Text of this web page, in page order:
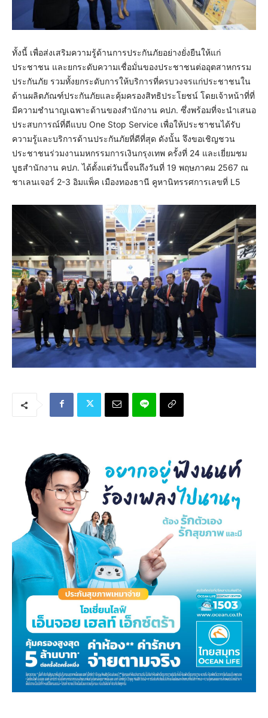
ทั้งนี้ เพื่อส่งเสริมความรู้ด้านการประกันภัยอย่างยั่งยืนให้แก่
ประชาชน และยกระดับความเชื่อมั่นของประชาชนต่ออุตสาหกรรม
ประกันภัย รวมทั้งยกระดับการให้บริการที่ครบวงจรแก่ประชาชนใน
ด้านผลิตภัณฑ์ประกันภัยและคุ้มครองสิทธิประโยชน์ โดยเจ้าหน้าที่ที่
มีความชำนาญเฉพาะด้านของสำนักงาน คปภ. ซึ่งพร้อมที่จะนำเสนอ
ประสบการณ์ที่ดีแบบ One Stop Service เพื่อให้ประชาชนได้รับ
ความรู้และบริการด้านประกันภัยที่ดีที่สุด ดังนั้น จึงขอเชิญชวน
ประชาชนร่วมงานมหกรรมการเงินกรุงเทพ ครั้งที่ 24 และเยี่ยมชม
บูธสำนักงาน คปภ. ได้ตั้งแต่วันนี้จนถึงวันที่ 19 พฤษภาคม 2567 ณ
ชาเลนเจอร์ 2-3 อิมแพ็ค เมืองทองธานี คูหานิทรรศการเลขที่ L5